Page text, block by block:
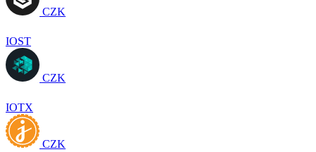
CZK
IOST
CZK
IOTX
CZK